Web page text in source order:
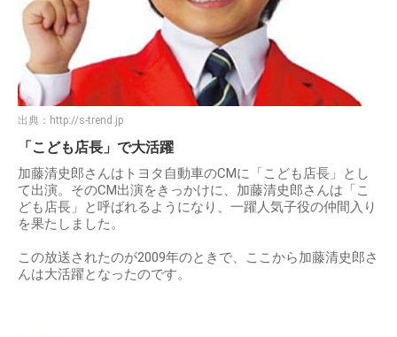
出典： http://s-trend.jp
「こども店長」で大活躍
加藤清史郎さんはトヨタ自動車のCMに「こども店長」とし
て出演。そのCM出演をきっかけに、加藤清史郎さんは「こ
ども店長」と呼ばれるようになり、一躍人気子役の仲間入り
を果たしました。
この放送されたのが2009年のときで、ここから加藤清史郎さ
んは大活躍となったのです。